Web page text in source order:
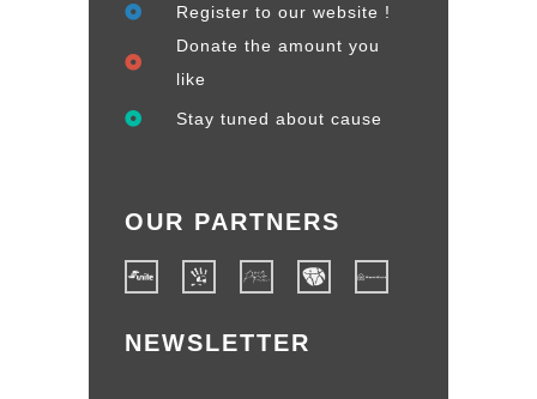
Register to our website !
Donate the amount you
like
Stay tuned about cause
OUR PARTNERS
NEWSLETTER